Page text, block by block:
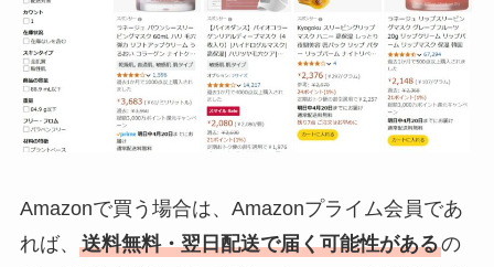
Amazonで買う場合は、Amazonプライム会員であ
れば、 送料無料・翌日配送で届く可能性があるの